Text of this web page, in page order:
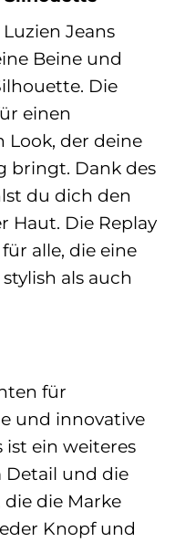
Jeans
Beine und
Die
einen
der deine
bringt. Dank des
du dich den
Haut. Die Replay
alle, die eine
als auch
für
und innovative
ist ein weiteres
Detail und die
die Marke
Knopf und